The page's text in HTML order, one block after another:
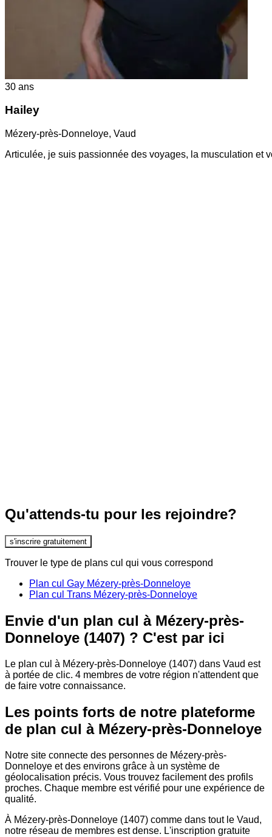
30 ans
Hailey
Mézery-près-Donneloye, Vaud
Articulée, je suis passionnée des voyages, la musculation et
Qu'attends-tu pour les rejoindre?
s'inscrire gratuitement
Trouver le type de plans cul qui vous correspond
Plan cul Gay Mézery-près-Donneloye
Plan cul Trans Mézery-près-Donneloye
Envie d'un plan cul à Mézery-près-
Donneloye (1407) ? C'est par ici
Le plan cul à Mézery-près-Donneloye (1407) dans Vaud est
à portée de clic. 4 membres de votre région n'attendent que
de faire votre connaissance.
Les points forts de notre plateforme
de plan cul à Mézery-près-Donneloye
Notre site connecte des personnes de Mézery-près-
Donneloye et des environs grâce à un système de
géolocalisation précis. Vous trouvez facilement des profils
proches. Chaque membre est vérifié pour une expérience de
qualité.
À Mézery-près-Donneloye (1407) comme dans tout le Vaud,
notre réseau de membres est dense. L'inscription gratuite